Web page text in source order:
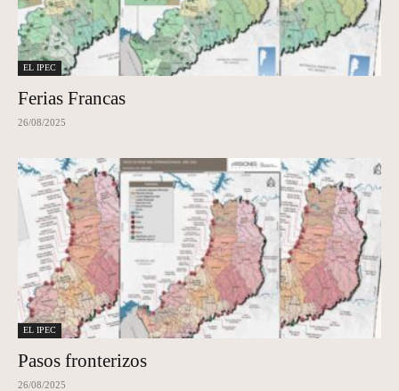
EL IPEC
Ferias Francas
26/08/2025
EL IPEC
Pasos fronterizos
26/08/2025